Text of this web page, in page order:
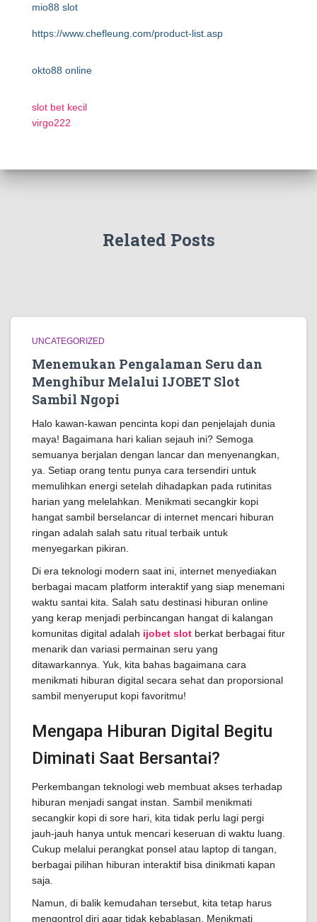
mio88 slot
https://www.chefleung.com/product-list.asp
okto88 online
slot bet kecil
virgo222
Related Posts
UNCATEGORIZED
Menemukan Pengalaman Seru dan
Menghibur Melalui IJOBET Slot
Sambil Ngopi
Halo kawan-kawan pencinta kopi dan penjelajah dunia
maya! Bagaimana hari kalian sejauh ini? Semoga
semuanya berjalan dengan lancar dan menyenangkan,
ya. Setiap orang tentu punya cara tersendiri untuk
memulihkan energi setelah dihadapkan pada rutinitas
harian yang melelahkan. Menikmati secangkir kopi
hangat sambil berselancar di internet mencari hiburan
ringan adalah salah satu ritual terbaik untuk
menyegarkan pikiran.
Di era teknologi modern saat ini, internet menyediakan
berbagai macam platform interaktif yang siap menemani
waktu santai kita. Salah satu destinasi hiburan online
yang kerap menjadi perbincangan hangat di kalangan
komunitas digital adalah ijobet slot berkat berbagai fitur
menarik dan variasi permainan seru yang
ditawarkannya. Yuk, kita bahas bagaimana cara
menikmati hiburan digital secara sehat dan proporsional
sambil menyeruput kopi favoritmu!
Mengapa Hiburan Digital Begitu
Diminati Saat Bersantai?
Perkembangan teknologi web membuat akses terhadap
hiburan menjadi sangat instan. Sambil menikmati
secangkir kopi di sore hari, kita tidak perlu lagi pergi
jauh-jauh hanya untuk mencari keseruan di waktu luang.
Cukup melalui perangkat ponsel atau laptop di tangan,
berbagai pilihan hiburan interaktif bisa dinikmati kapan
saja.
Namun, di balik kemudahan tersebut, kita tetap harus
mengontrol diri agar tidak kebablasan. Menikmati